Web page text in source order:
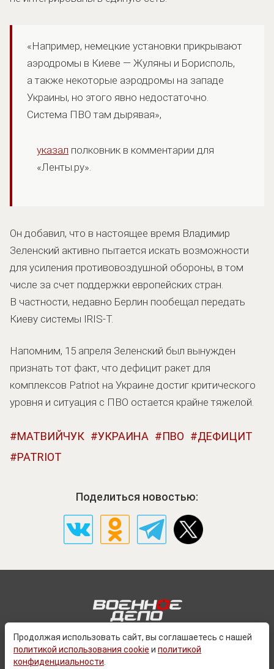
«Например, немецкие установки прикрывают
аэродромы в Киеве — Жуляны и Борисполь,
а также некоторые аэродромы на западе
Украины, но этого явно недостаточно.
Система ПВО там дырявая»,
указал полковник в комментарии для
«Ленты.ру».
Он добавил, что в настоящее время Владимир
Зеленский активно пытается искать возможности
для усиления противовоздушной обороны, в том
числе за счет поддержки европейских стран.
В частности, недавно Берлин пообещал передать
Киеву системы IRIS-T.
Напомним, 15 апреля Зеленский был вынужден
признать тот факт, что дефицит ракет для
комплексов Patriot на Украине достиг критического
уровня и ситуация с ПВО остается крайне тяжелой.
МАТВИЙЧУК УКРАИНА ПВО
ДЕФИЦИТ
PATRIOT
Поделиться новостью:
Продолжая использовать сайт, вы соглашаетесь с нашей
политикой использования cookie и политикой
конфиденциальности
О ПРОЕКТЕ